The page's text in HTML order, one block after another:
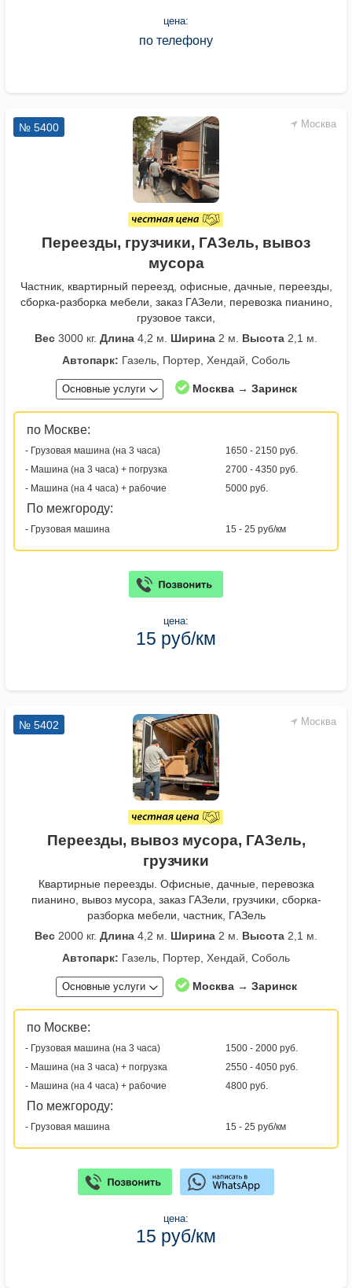
цена:
по телефону
Москва
№ 5400
Переезды, грузчики, ГАЗель, вывоз
мусора
Частник, квартирный переезд, офисные, дачные, переезды,
сборка-разборка мебели, заказ ГАЗели, перевозка пианино,
грузовое такси,
Вес 3000 кг. Длина 4,2 м. Ширина 2 м. Высота 2,1 м.
Автопарк: Газель, Портер, Хендай, Соболь
Основные услуги Москва → Заринск
по Москве:
- Грузовая машина (на 3 часа)
1650 - 2150 руб.
- Машина (на 3 часа) + погрузка
2700 - 4350 руб.
- Машина (на 4 часа) + рабочие
5000 руб.
По межгороду:
- Грузовая машина 15 - 25 руб/км
цена:
15 руб/км
Москва
№ 5402
Переезды, вывоз мусора, ГАЗель,
грузчики
Квартирные переезды. Офисные, дачные, перевозка
пианино, вывоз мусора, заказ ГАЗели, грузчики, сборка-
разборка мебели, частник, ГАЗель
Вес 2000 кг. Длина 4,2 м. Ширина 2 м. Высота 2,1 м.
Автопарк: Газель, Портер, Хендай, Соболь
Основные услуги Москва → Заринск
по Москве:
- Грузовая машина (на 3 часа)
1500 - 2000 руб.
- Машина (на 3 часа) + погрузка
2550 - 4050 руб.
- Машина (на 4 часа) + рабочие
4800 руб.
По межгороду:
- Грузовая машина 15 - 25 руб/км
цена:
15 руб/км